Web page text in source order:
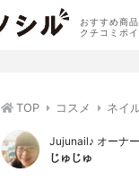
おすすめ商
クチコミポ
TOP コスメ ネイ
Jujunail♪ オーナ
じゅじゅ